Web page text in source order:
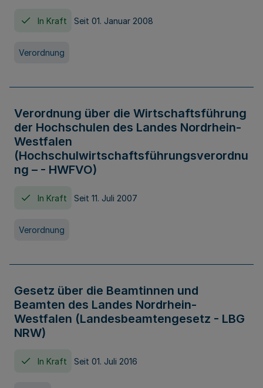
In Kraft Seit 01. Januar 2008
Verordnung
Verordnung über die Wirtschaftsführung
der Hochschulen des Landes Nordrhein-
Westfalen
(Hochschulwirtschaftsführungsverordnu
ng – - HWFVO)
In Kraft Seit 11. Juli 2007
Verordnung
Gesetz über die Beamtinnen und
Beamten des Landes Nordrhein-
Westfalen (Landesbeamtengesetz - LBG
NRW)
In Kraft Seit 01. Juli 2016